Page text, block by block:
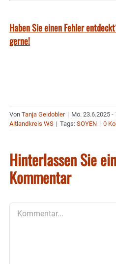
Haben Sie einen Fehler
gerne!
Von Tanja Geidobler | Mo. 23.6.2025 -
Altlandkreis WS | Tags: SOYEN | 0
Hinterlassen Sie
Kommentar